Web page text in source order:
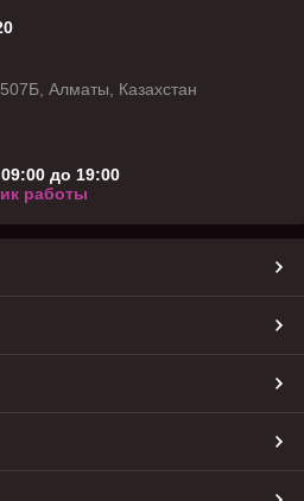
Алматы, Казахстан
до 19:00
работы